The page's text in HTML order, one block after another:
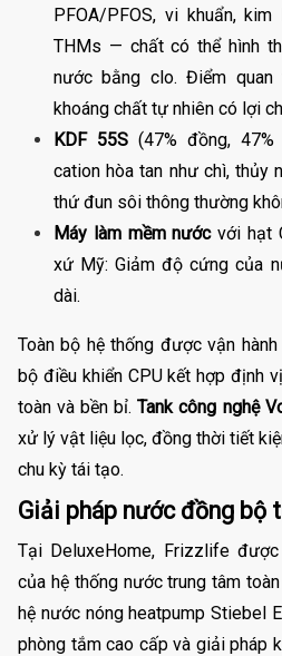
PFOA/PFOS, vi khuẩn,
THMs — chất có thể hình
nước bằng clo. Điểm
khoáng chất tự nhiên có lợi
KDF 55S(47% đồng, 47%
cation hòa tan như chì, thủy
thứ đun sôi thông thường
Máy làm mềm nướcvới hạt
xứ Mỹ: Giảm độ cứng của
dài.
Toàn bộ hệ thống được vận
bộ điều khiển CPU kết hợp định
toàn và bền bỉ.Tank công nghệ
xử lý vật liệu lọc, đồng thời tiết
chu kỳ tái tạo.
Giải pháp nước đồng bộ
Tại DeluxeHome, Frizzlife
của hệ thống nước trung tâm
hệ nước nóng heatpump Stiebel
phòng tắm cao cấp và giải pháp